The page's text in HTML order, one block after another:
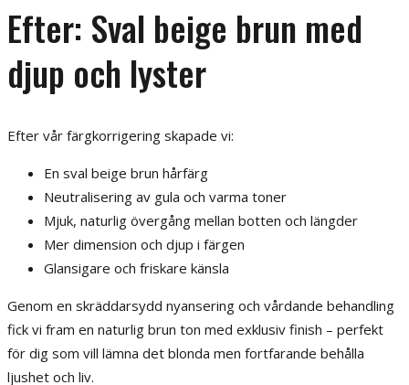
Efter: Sval beige brun med
djup och lyster
Efter vår färgkorrigering skapade vi:
En sval beige brun hårfärg
Neutralisering av gula och varma toner
Mjuk, naturlig övergång mellan botten och längder
Mer dimension och djup i färgen
Glansigare och friskare känsla
Genom en skräddarsydd nyansering och vårdande behandling
fick vi fram en naturlig brun ton med exklusiv finish – perfekt
för dig som vill lämna det blonda men fortfarande behålla
ljushet och liv.